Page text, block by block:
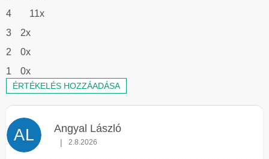
4
11x
3
2x
2
0x
1
0x
ÉRTÉKELÉS HOZZÁADÁSA
V
é
l
e
AL Angyal László
Az áruház értékelése 5-ből 5 csillag.
| 2.8.2026